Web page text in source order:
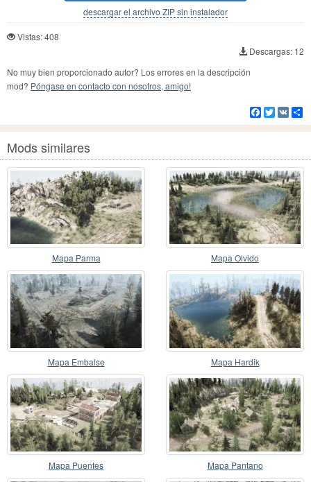
descargar el archivo ZIP sin instalador
Vistas: 408
Descargas: 12
No muy bien proporcionado autor? Los errores en la descripción
mod? Póngase en contacto con nosotros, amigo!
Facebook
Twitter
VK
Mods similares
Mapa Parma Mapa Olvido
Mapa Embalse Mapa Hardik
Mapa Puentes Mapa Pantano